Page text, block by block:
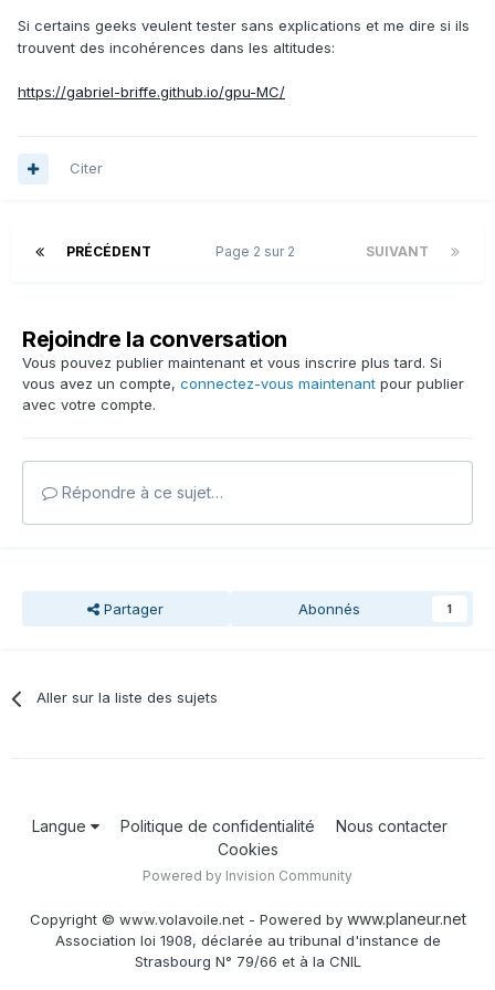
Si certains geeks veulent tester sans explications et me dire si ils
trouvent des incohérences dans les altitudes:
https://gabriel-briffe.github.io/gpu-MC/
Citer
PRÉCÉDENT SUIVANT
Page 2 sur 2
Rejoindre la conversation
Vous pouvez publier maintenant et vous inscrire plus tard. Si
vous avez un compte, connectez-vous maintenant pour publier
avec votre compte.
Répondre à ce sujet…
Partager Abonnés 1
Aller sur la liste des sujets
Langue Politique de confidentialité
Nous contacter
Cookies
Powered by Invision Community
Copyright © www.volavoile.net - Powered by www.planeur.net
Association loi 1908, déclarée au tribunal d'instance de
Strasbourg N° 79/66 et à la CNIL